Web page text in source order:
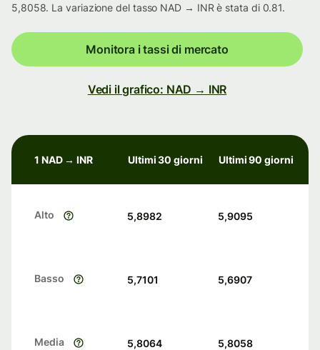
5,8058. La variazione del tasso NAD → INR è stata di 0.81.
Monitora i tassi di mercato
Vedi il grafico: NAD → INR
1 NAD → INR Ultimi 30 giorni Ultimi 90 giorni
Alto 5,8982 5,9095
Basso 5,7101 5,6907
Media 5,8064 5,8058